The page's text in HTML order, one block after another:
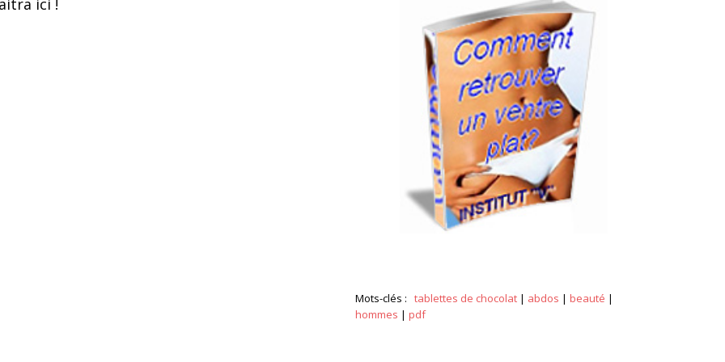
Mots-clés : tablettes de chocolat | abdos | beauté |
hommes | pdf